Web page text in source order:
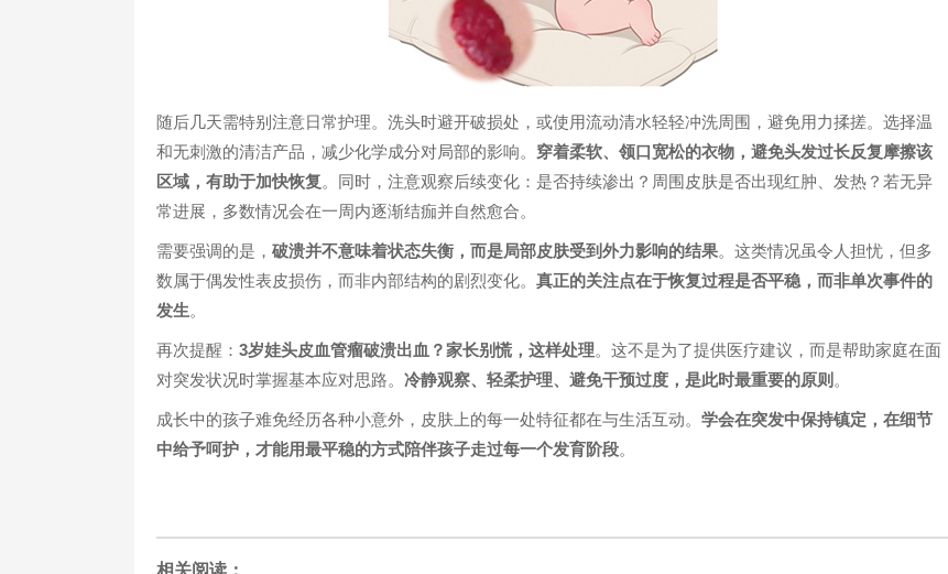
随后几天需特别注意日常护理。洗头时避开破损处，或使用流动清水轻轻冲洗周围，避免用力揉搓。选择温
和无刺激的清洁产品，减少化学成分对局部的影响。 穿着柔软、领口宽松的衣物，避免头发过长反复摩擦该
区域，有助于加快恢复。同时，注意观察后续变化：是否持续渗出？周围皮肤是否出现红肿、发热？若无异
常进展，多数情况会在一周内逐渐结痂并自然愈合。
需要强调的是， 破溃并不意味着状态失衡，而是局部皮肤受到外力影响的结果。这类情况虽令人担忧，但多
数属于偶发性表皮损伤，而非内部结构的剧烈变化。 真正的关注点在于恢复过程是否平稳，而非单次事件的
发生。
再次提醒： 3岁娃头皮血管瘤破溃出血？家长别慌，这样处理。这不是为了提供医疗建议，而是帮助家庭在面
对突发状况时掌握基本应对思路。 冷静观察、轻柔护理、避免干预过度，是此时最重要的原则 。
成长中的孩子难免经历各种小意外，皮肤上的每一处特征都在与生活互动。 学会在突发中保持镇定，在细节
中给予呵护，才能用最平稳的方式陪伴孩子走过每一个发育阶段。
相关阅读：